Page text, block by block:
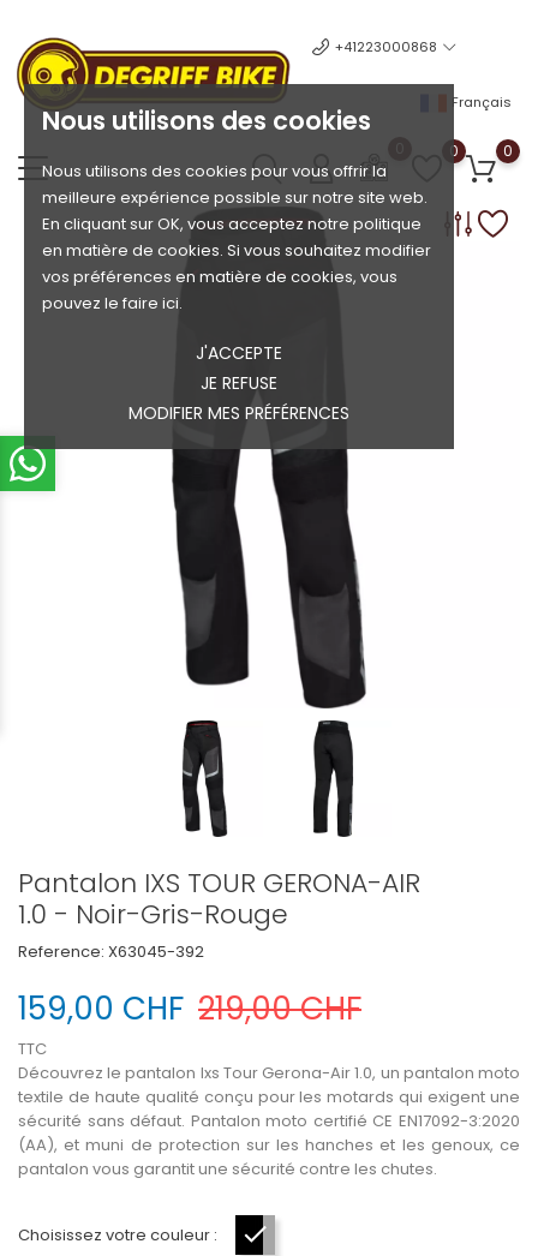
Nous utilisons des cookies
Nous utilisons des cookies pour vous offrir la
meilleure expérience possible sur notre site web.
En cliquant sur OK, vous acceptez notre politique
en matière de cookies. Si vous souhaitez modifier
vos préférences en matière de cookies, vous
pouvez le faire ici.
J'ACCEPTE
JE REFUSE
MODIFIER MES PRÉFÉRENCES
+41223000868
Français
0 0
Pantalon IXS TOUR GERONA-AIR
1.0 - Noir-Gris-Rouge
Reference: X63045-392
159,00 CHF 219,00 CHF
TTC
Découvrez le pantalon Ixs Tour Gerona-Air 1.0, un pantalon moto
textile de haute qualité conçu pour les motards qui exigent une
sécurité sans défaut. Pantalon moto certifié CE EN17092-3:2020
(AA), et muni de protection sur les hanches et les genoux, ce
pantalon vous garantit une sécurité contre les chutes.
Choisissez votre couleur :